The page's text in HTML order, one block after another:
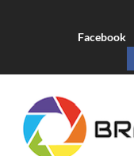
Facebook